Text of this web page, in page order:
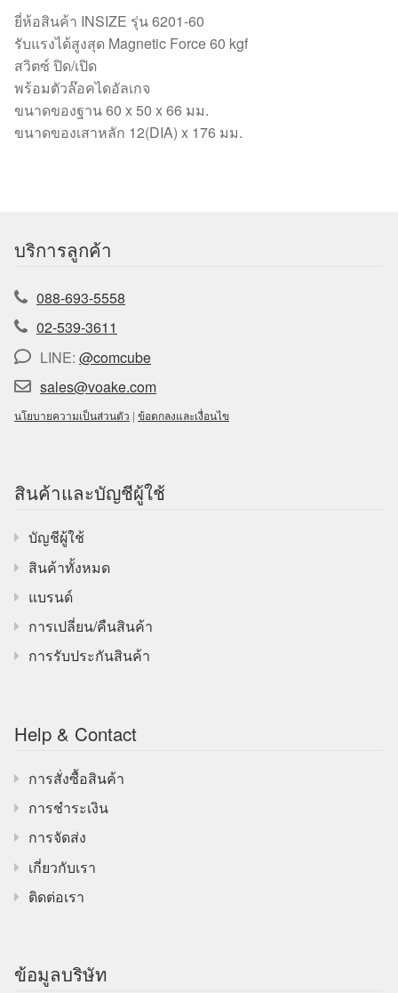
ยี่ห้อสินค้า INSIZE รุ่น 6201-60
รับแรงได้สูงสุด Magnetic Force 60 kgf
สวิตซ์ ปิด/เปิด
พร้อมตัวล๊อคไดอัลเกจ
ขนาดของฐาน 60 x 50 x 66 มม.
ขนาดของเสาหลัก 12(DIA) x 176 มม.
บริการลูกค้า
088-693-5558
02-539-3611
LINE: @comcube
sales@voake.com
นโยบายความเป็นส่วนตัว | ข้อตกลงและเงื่อนไข
สินค้าและบัญชีผู้ใช้
บัญชีผู้ใช้
สินค้าทั้งหมด
แบรนด์
การเปลี่ยน/คืนสินค้า
การรับประกันสินค้า
Help & Contact
การสั่งซื้อสินค้า
การชำระเงิน
การจัดส่ง
เกี่ยวกับเรา
ติดต่อเรา
ข้อมูลบริษัท